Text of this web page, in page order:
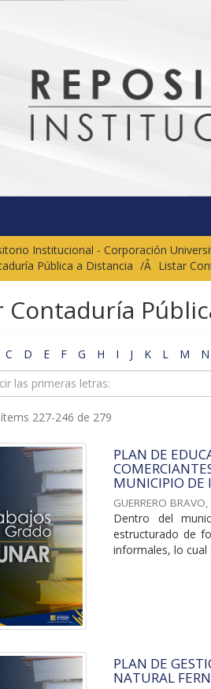
Institucional - Corporación
Pública a Distancia
Listar
Contaduría
C D E F G H I J K L M N
227-246 de 279
PLAN DE
MUNICIPIO DE
GUERRERO
Dentro del
estructurado de
informales, lo cual
PLAN DE
NATURAL